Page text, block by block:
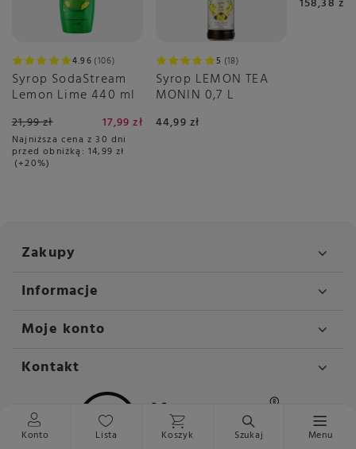
4.96 106
Syrop SodaStream
Lemon Lime 440 ml
21,99 zł 17,99 zł
Najniższa cena z 30 dni
przed obniżką: 14,99 zł
+20%
5 18
Syrop LEMON TEA
MONIN 0,7 L
44,99 zł
158,38 zł
Zakupy
Informacje
Moje konto
Kontakt
Konto Lista Koszyk Szukaj Menu